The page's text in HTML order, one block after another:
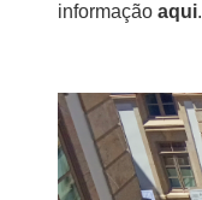
informação aqui.